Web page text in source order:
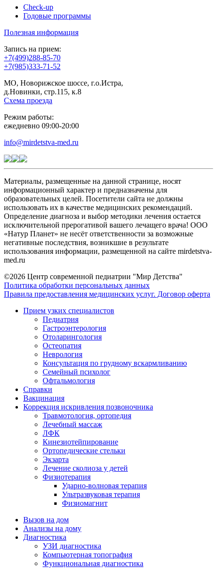
Check-up
Годовые программы
Полезная информация
Запись на прием:
+7(499)288-85-70
+7(985)333-71-52
МО, Новорижское шоссе, г.о.Истра,
д.Новинки, стр.115, к.8
Схема проезда
Режим работы:
ежедневно 09:00-20:00
info@mirdetstva-med.ru
Материалы, размещенные на данной странице, носят
информационный характер и предназначены для
образовательных целей. Посетители сайта не должны
использовать их в качестве медицинских рекомендаций.
Определение диагноза и выбор методики лечения остается
исключительной прерогативой вашего лечащего врача! ООО
«Натур Планет» не несёт ответственности за возможные
негативные последствия, возникшие в результате
использования информации, размещенной на сайте mirdetstva-
med.ru
©2026 Центр современной педиатрии "Мир Детства"
Политика обработки персональных данных
Правила предоставления медицинских услуг. Договор оферта
Прием узких специалистов
Педиатрия
Гастроэнтерология
Отоларингология
Остеопатия
Неврология
Консультация по грудному вскармливанию
Семейный психолог
Офтальмология
Справки
Вакцинация
Коррекция искривления позвоночника
Травмотология, ортопедия
Лечебный массаж
ЛФК
Кинезиотейпирование
Ортопедические стельки
Экзарта
Лечение сколиоза у детей
Физиотерапия
Ударно-волновая терапия
Ультразвуковая терапия
Физиомагнит
Вызов на дом
Анализы на дому
Диагностика
УЗИ диагностика
Компьютерная топография
Функциональная диагностика